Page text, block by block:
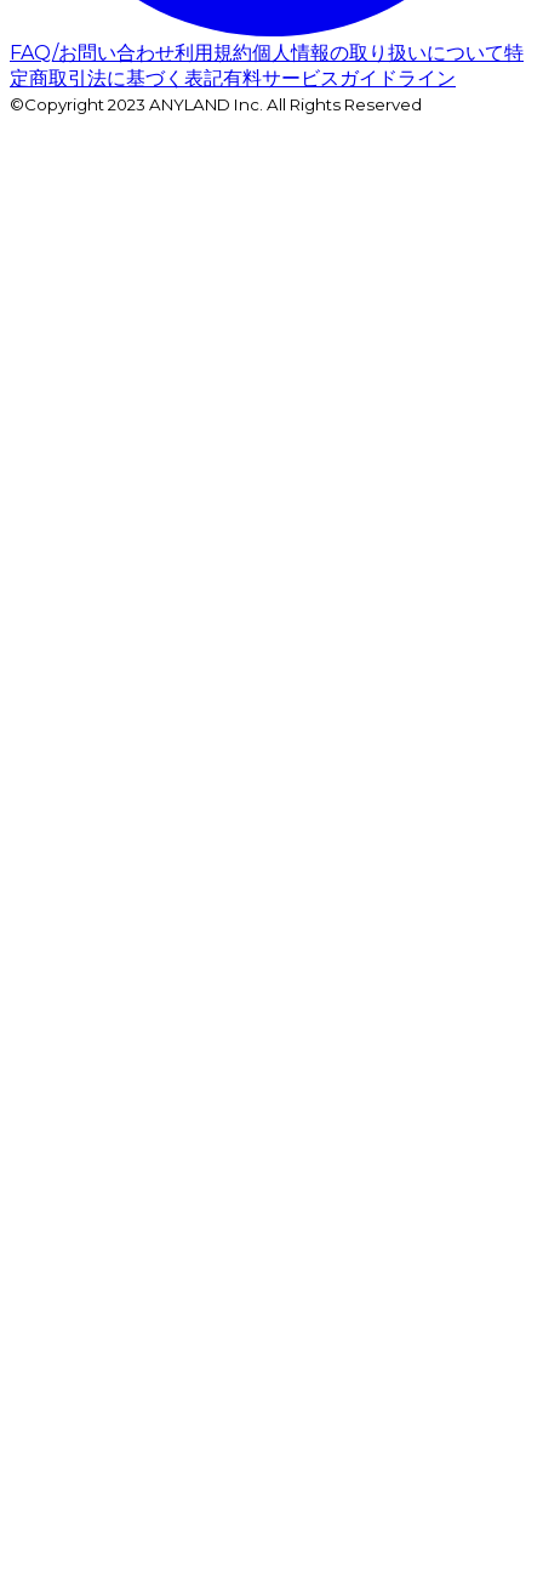
FAQ/お問い合わせ利用規約個人情報の取り扱いについて特
定商取引法に基づく表記有料サービスガイドライン
©Copyright 2023 ANYLAND Inc. All Rights Reserved